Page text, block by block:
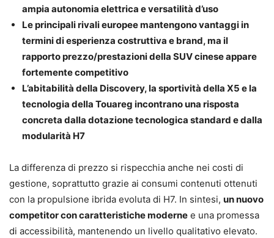
ampia autonomia elettrica e versatilità d’uso
Le principali rivali europee mantengono vantaggi in
termini di esperienza costruttiva e brand, ma il
rapporto prezzo/prestazioni della SUV cinese appare
fortemente competitivo
L’abitabilità della Discovery, la sportività della X5 e la
tecnologia della Touareg incontrano una risposta
concreta dalla dotazione tecnologica standard e dalla
modularità H7
La differenza di prezzo si rispecchia anche nei costi di
gestione, soprattutto grazie ai consumi contenuti ottenuti
con la propulsione ibrida evoluta di H7. In sintesi, un nuovo
competitor con caratteristiche moderne e una promessa
di accessibilità, mantenendo un livello qualitativo elevato.